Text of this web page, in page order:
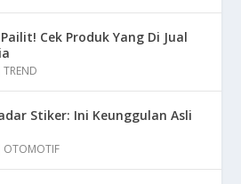
Cek Produk Yang Di Jual
TREND
Stiker: Ini Keunggulan Asli
OTOMOTIF